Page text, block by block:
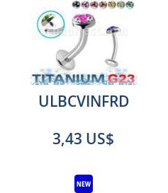
ULBCVINFRD
3,43 US$